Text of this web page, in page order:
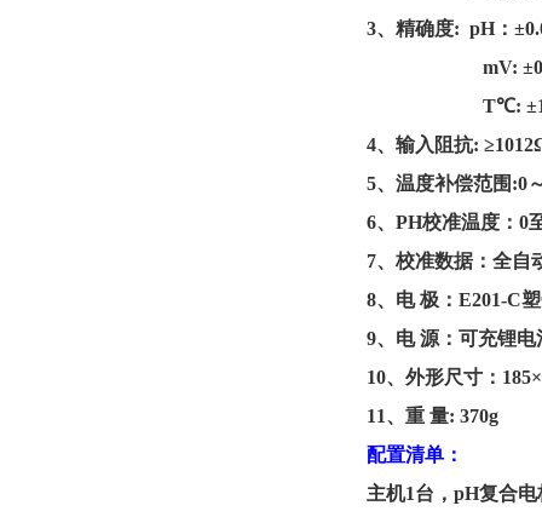
3、 精确度: pH ：
mV:
T℃: ±
4、 输入阻抗:
5、 温度补偿范围 :0
6、 PH校准温度： 0
7、 校准数据：全自
8、 电 极： E201-C
9、 电 源： 可充锂电
10、 外形尺寸： 185×
11、 重 量: 370g
配置清单：
主机1台， pH复合电